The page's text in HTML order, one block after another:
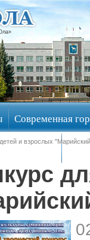
Современная
и взрослых